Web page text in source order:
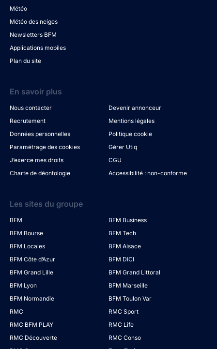
Météo
Météo des neiges
Newsletters BFM
Applications mobiles
Plan du site
En savoir plus
Nous contacter
Devenir annonceur
Recrutement
Mentions légales
Données personnelles
Politique cookie
Paramétrage des cookies
Gérer Utiq
J’exerce mes droits
CGU
Charte de déontologie
Accessibilité : non-conforme
Les sites du groupe
BFM
BFM Business
BFM Bourse
BFM Tech
BFM Locales
BFM Alsace
BFM Côte d’Azur
BFM DICI
BFM Grand Lille
BFM Grand Littoral
BFM Lyon
BFM Marseille
BFM Normandie
BFM Toulon Var
RMC
RMC Sport
RMC BFM PLAY
RMC Life
RMC Découverte
RMC Conso